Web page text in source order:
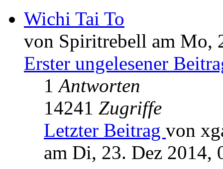
Wichi Tai To
von Spiritrebell am Mo,
Erster ungelesener
1Antworten
14241 Zugriffe
Letzter Beitrag von
am Di, 23. Dez 2014,